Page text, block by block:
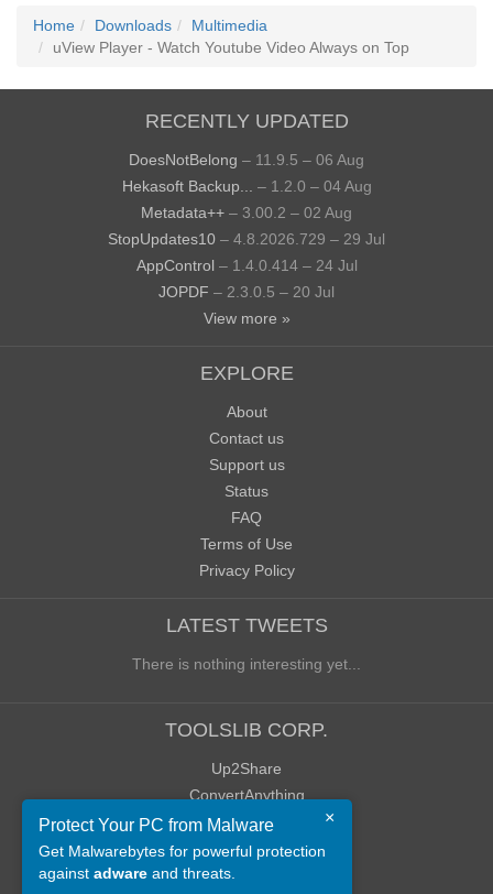
Home Downloads
Multimedia
uView Player - Watch Youtube Video Always on Top
RECENTLY UPDATED
DoesNotBelong – 11.9.5 – 06 Aug
Hekasoft Backup...
– 1.2.0 – 04 Aug
Metadata++ – 3.00.2 – 02 Aug
StopUpdates10 – 4.8.2026.729 – 29 Jul
AppControl – 1.4.0.414 – 24 Jul
JOPDF – 2.3.0.5 – 20 Jul
View more »
EXPLORE
About
Contact us
Support us
Status
FAQ
Terms of Use
Privacy Policy
LATEST TWEETS
There is nothing interesting yet...
TOOLSLIB CORP.
Up2Share
ConvertAnything
WoWClassicUI (WCUI)
Old Blog
Old Forum
×
Protect Your PC from Malware
Get Malwarebytes for powerful protection
against adware and threats.